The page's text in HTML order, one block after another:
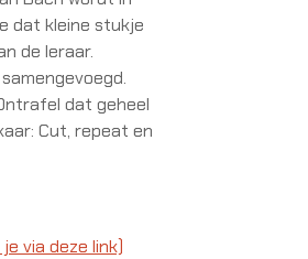
dat kleine stukje
de leraar.
dat geheel
Cut, repeat en
via deze link)